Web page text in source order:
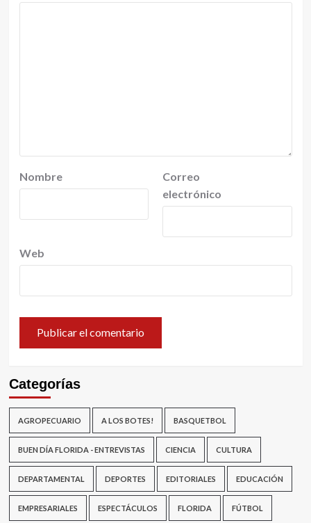
Nombre
Correo
electrónico
Web
Categorías
AGROPECUARIO A LOS BOTES! BASQUETBOL
BUEN DÍA FLORIDA - ENTREVISTAS CIENCIA CULTURA
DEPARTAMENTAL DEPORTES EDITORIALES EDUCACIÓN
EMPRESARIALES ESPECTÁCULOS FLORIDA FÚTBOL